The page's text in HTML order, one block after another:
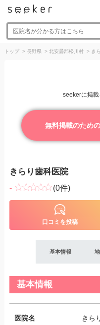
トップ > 長野県 > 北安曇郡松川村 > き
seekerに掲
無料掲載のため
きらり歯科医院
- (0件)
口コミを投稿
基本情報
基本情報
医院名 きら